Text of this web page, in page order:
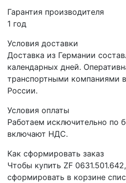
Гарантия производителя
1 год
Условия доставки
Доставка из Германии
календарных дней.
транспортными компаниями
России.
Условия оплаты
Работаем исключительно по
включают НДС.
Как сформировать заказ
Чтобы купить ZF
сформировать в корзине